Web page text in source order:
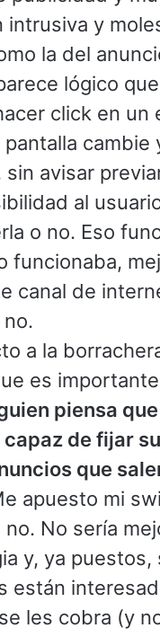
intrusiva y
la del
lógico
click en un
pantalla cambie
sin avisar
al
o no. Eso
funcionaba,
canal de
a la
es
piensa
capaz de fijar
que
apuesto mi
no. No sería
y, ya puestos,
están
les cobra (y